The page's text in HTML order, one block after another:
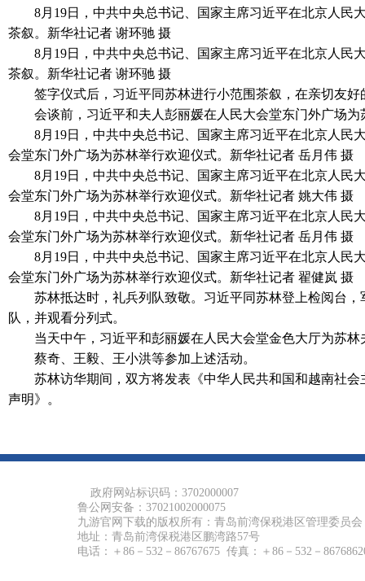
8月19日，中共中央总书记、国家主席习近平在北京人民
茶叙。新华社记者 谢环驰 摄
8月19日，中共中央总书记、国家主席习近平在北京人民
茶叙。新华社记者 谢环驰 摄
签字仪式后，习近平同苏林进行小范围茶叙，在亲切友
会谈前，习近平和夫人彭丽媛在人民大会堂东门外广场
8月19日，中共中央总书记、国家主席习近平在北京人民
会堂东门外广场为苏林举行欢迎仪式。新华社记者 岳月伟 摄
8月19日，中共中央总书记、国家主席习近平在北京人民
会堂东门外广场为苏林举行欢迎仪式。新华社记者 姚大伟 摄
8月19日，中共中央总书记、国家主席习近平在北京人民
会堂东门外广场为苏林举行欢迎仪式。新华社记者 岳月伟 摄
8月19日，中共中央总书记、国家主席习近平在北京人民
会堂东门外广场为苏林举行欢迎仪式。新华社记者 翟健岚 摄
苏林抵达时，礼兵列队致敬。习近平同苏林登上检阅台
队，并观看分列式。
当天中午，习近平和彭丽媛在人民大会堂金色大厅为苏
蔡奇、王毅、王小洪等参加上述活动。
苏林访华期间，双方将发表《中华人民共和国和越南社
声明》。
政府网站标识码：3702000007
鲁公网安备：37021002000075
九游官网下载的版权所有：青岛前湾保税港区管理委员会
地址：青岛前湾保税港区鹏湾路57号
电话：＋86－532－86767675 传真：＋86－532－